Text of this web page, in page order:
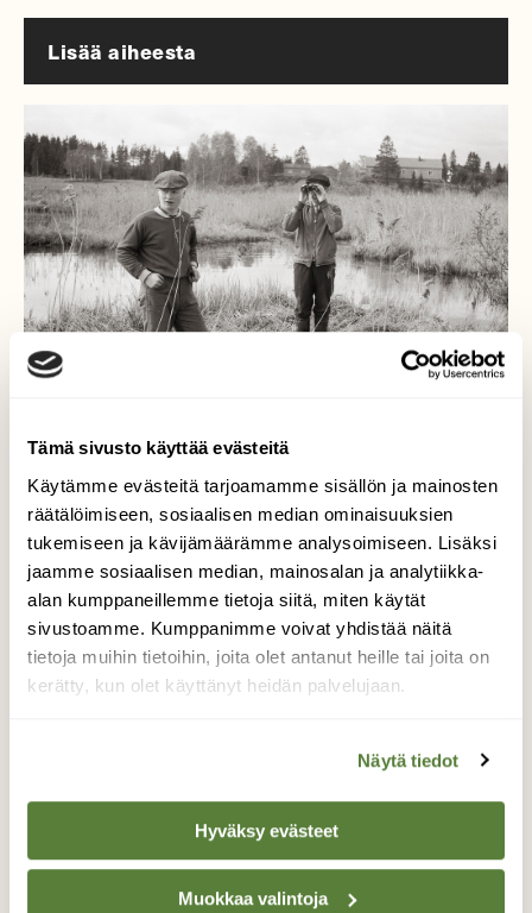
Tämä sivusto käyttää evästeitä
Käytämme evästeitä tarjoamamme sisällön ja mainosten
räätälöimiseen, sosiaalisen median ominaisuuksien
tukemiseen ja kävijämäärämme analysoimiseen. Lisäksi
jaamme sosiaalisen median, mainosalan ja analytiikka-
alan kumppaneillemme tietoja siitä, miten käytät
sivustoamme. Kumppanimme voivat yhdistää näitä
tietoja muihin tietoihin, joita olet antanut heille tai joita on
kerätty, kun olet käyttänyt heidän palvelujaan.
Näytä tiedot
Hyväksy evästeet
Muokkaa valintoja
Lisää aiheesta
Harrastuksista parhain – nostalgiset kuvat
näyttävät, miten luontoa on harrastettu
Suomessa